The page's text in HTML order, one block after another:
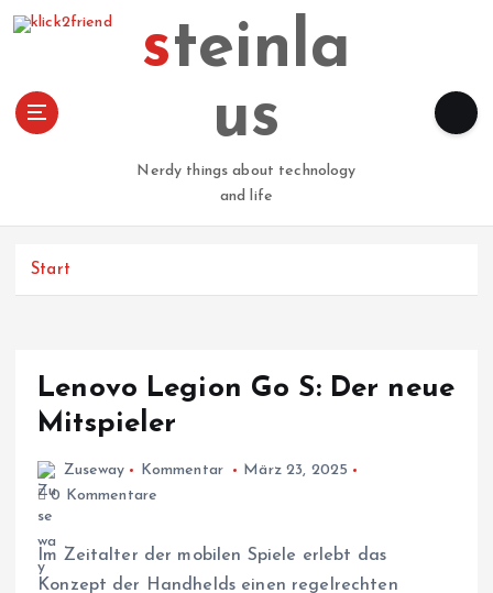
steinla
us
Nerdy things about technology
and life
Start
Lenovo Legion Go S: Der neue
Mitspieler
Zuseway Kommentar
März 23, 2025
0 Kommentare
Im Zeitalter der mobilen Spiele erlebt das
Konzept der Handhelds einen regelrechten